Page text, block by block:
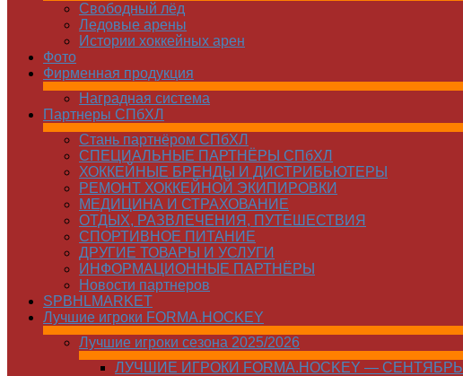
Свободный лёд
Ледовые арены
Истории хоккейных арен
Фото
Фирменная продукция
Наградная система
Партнеры СПбХЛ
Стань партнёром СПбХЛ
СПЕЦИАЛЬНЫЕ ПАРТНЁРЫ СПбХЛ
ХОККЕЙНЫЕ БРЕНДЫ И ДИСТРИБЬЮТЕРЫ
РЕМОНТ ХОККЕЙНОЙ ЭКИПИРОВКИ
МЕДИЦИНА И СТРАХОВАНИЕ
ОТДЫХ, РАЗВЛЕЧЕНИЯ, ПУТЕШЕСТВИЯ
СПОРТИВНОЕ ПИТАНИЕ
ДРУГИЕ ТОВАРЫ И УСЛУГИ
ИНФОРМАЦИОННЫЕ ПАРТНЁРЫ
Новости партнеров
SPBHLMARKET
Лучшие игроки FORMA.HOCKEY
Лучшие игроки сезона 2025/2026
ЛУЧШИЕ ИГРОКИ FORMA.HOCKEY — СЕНТЯБРЬ